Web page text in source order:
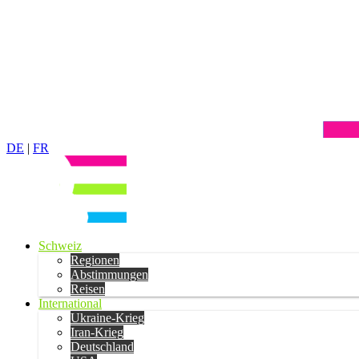
DE | FR
Schweiz
Regionen
Abstimmungen
Reisen
International
Ukraine-Krieg
Iran-Krieg
Deutschland